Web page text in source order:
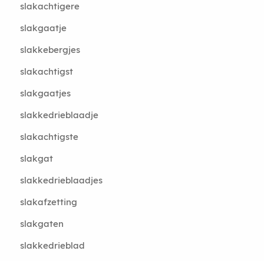
slakachtigere
slakgaatje
slakkebergjes
slakachtigst
slakgaatjes
slakkedrieblaadje
slakachtigste
slakgat
slakkedrieblaadjes
slakafzetting
slakgaten
slakkedrieblad